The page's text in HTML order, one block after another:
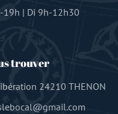
19h | Di 9h-12h30
trouver
24210 THENON